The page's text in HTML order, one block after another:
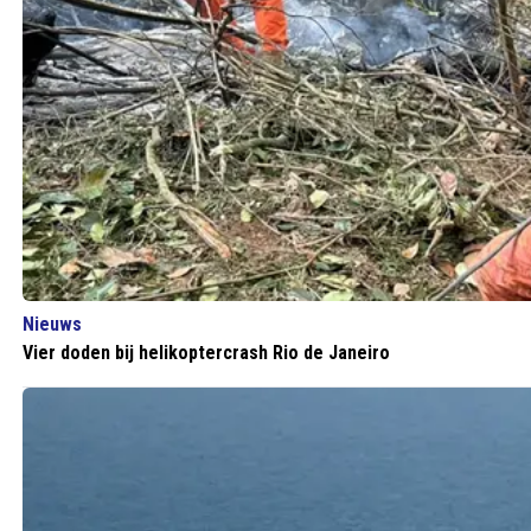
Nieuws
Vier doden bij helikoptercrash Rio de Janeiro